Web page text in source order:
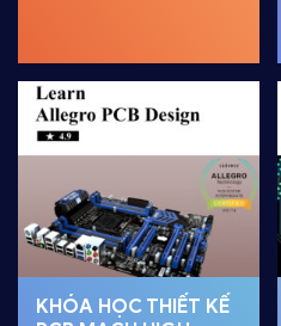
KHÓA HỌC THIẾT KẾ